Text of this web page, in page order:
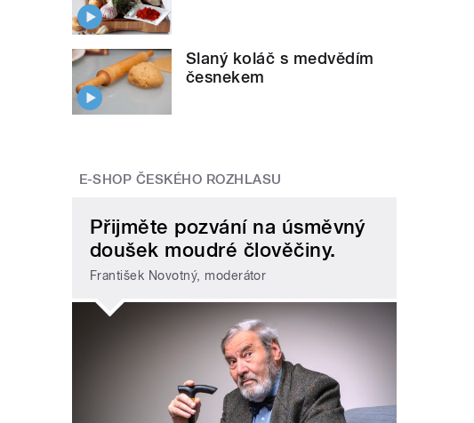
Slaný koláč s medvědím
česnekem
E-SHOP ČESKÉHO ROZHLASU
Přijměte pozvání na úsměvný
doušek moudré člověčiny.
František Novotný, moderátor